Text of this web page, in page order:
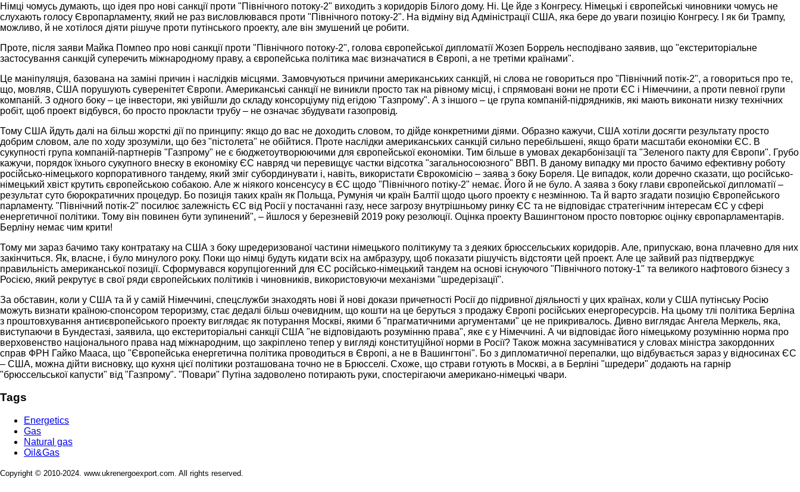
Німці чомусь думають, що ідея про нові санкції проти "Північного потоку-2" виходить з коридорів Білого дому. Ні. Це йде з Конгресу. Німецькі і європейські чиновники чомусь не
слухають голосу Європарламенту, який не раз висловлювався проти "Північного потоку-2". На відміну від Адміністрації США, яка бере до уваги позицію Конгресу. І як би Трампу,
можливо, й не хотілося діяти рішуче проти путінського проекту, але він змушений це робити.
Проте, після заяви Майка Помпео про нові санкції проти "Північного потоку-2", голова європейської дипломатії Жозеп Боррель несподівано заявив, що "екстериторіальне
застосування санкцій суперечить міжнародному праву, а європейська політика має визначатися в Європі, а не третіми країнами".
Це маніпуляція, базована на заміні причин і наслідків місцями. Замовчуються причини американських санкцій, ні слова не говориться про "Північний потік-2", а говориться про те,
що, мовляв, США порушують суверенітет Європи. Американські санкції не виникли просто так на рівному місці, і спрямовані вони не проти ЄС і Німеччини, а проти певної групи
компаній. З одного боку – це інвестори, які увійшли до складу консорціуму під егідою "Газпрому". А з іншого – це група компаній-підрядників, які мають виконати низку технічних
робіт, щоб проект відбувся, бо просто прокласти трубу – не означає збудувати газопровід.
Тому США йдуть далі на більш жорсткі дії по принципу: якщо до вас не доходить словом, то дійде конкретними діями. Образно кажучи, США хотіли досягти результату просто
добрим словом, але по ходу зрозуміли, що без "пістолета" не обійтися. Проте наслідки американських санкцій сильно перебільшені, якщо брати масштаби економіки ЄС. В
сукупності група компаній-партнерів "Газпрому" не є бюджетоутворюючими для європейської економіки. Тим більше в умовах декарбонізації та "Зеленого пакту для Європи". Грубо
кажучи, порядок їхнього сукупного внеску в економіку ЄС навряд чи перевищує частки відсотка "загальносоюзного" ВВП. В даному випадку ми просто бачимо ефективну роботу
російсько-німецького корпоративного тандему, який зміг субординувати і, навіть, використати Єврокомісію – заява з боку Бореля. Це випадок, коли доречно сказати, що російсько-
німецький хвіст крутить європейською собакою. Але ж ніякого консенсусу в ЄС щодо "Північного потіку-2" немає. Його й не було. А заява з боку глави європейської дипломатії –
результат суто бюрократичних процедур. Бо позиція таких країн як Польща, Румунія чи країн Балтії щодо цього проекту є незмінною. Та й варто згадати позицію Європейського
парламенту. "Північний потік-2" посилює залежність ЄС від Росії у постачанні газу, несе загрозу внутрішньому ринку ЄС та не відповідає стратегічним інтересам ЄС у сфері
енергетичної політики. Тому він повинен бути зупинений", – йшлося у березневій 2019 року резолюції. Оцінка проекту Вашингтоном просто повторює оцінку європарламентарів.
Берліну немає чим крити!
Тому ми зараз бачимо таку контратаку на США з боку шредеризованої частини німецького політикуму та з деяких брюссельських коридорів. Але, припускаю, вона плачевно для них
закінчиться. Як, власне, і було минулого року. Поки що німці будуть кидати всіх на амбразуру, щоб показати рішучість відстояти цей проект. Але це зайвий раз підтверджує
правильність американської позиції. Сформувався корупціогенний для ЄС російсько-німецький тандем на основі існуючого "Північного потоку-1" та великого нафтового бізнесу з
Росією, який рекрутує в свої ряди європейських політиків і чиновників, використовуючи механізми "шредерізації".
За обставин, коли у США та й у самій Німеччині, спецслужби знаходять нові й нові докази причетності Росії до підривної діяльності у цих країнах, коли у США путінську Росію
можуть визнати країною-спонсором тероризму, стає дедалі більш очевидним, що кошти на це беруться з продажу Європі російських енергоресурсів. На цьому тлі політика Берліна
з проштовхування антиєвропейського проекту виглядає як потурання Москві, якими б "прагматичними аргументами" це не прикривалось. Дивно виглядає Ангела Меркель, яка,
виступаючи в Бундестазі, заявила, що екстериторіальні санкції США "не відповідають розумінню права", яке є у Німеччині. А чи відповідає його німецькому розумінню норма про
верховенство національного права над міжнародним, що закріплено тепер у вигляді конституційної норми в Росії? Також можна засумніватися у словах міністра закордонних
справ ФРН Гайко Мааса, що "Європейська енергетична політика проводиться в Європі, а не в Вашингтоні". Бо з дипломатичної перепалки, що відбувається зараз у відносинах ЄС
– США, можна дійти висновку, що кухня цієї політики розташована точно не в Брюсселі. Схоже, що страви готують в Москві, а в Берліні "шредери" додають на гарнір
"брюссельської капусти" від "Газпрому". "Повари" Путіна задоволено потирають руки, спостерігаючи американо-німецькі чвари.
Tags
Energetics
Gas
Natural gas
Oil&Gas
Copyright © 2010-2024. www.ukrenergoexport.com. All rights reserved.